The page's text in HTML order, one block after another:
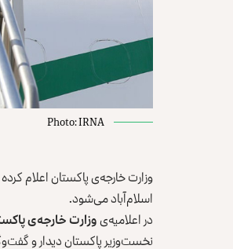
Photo: IRNA
اسلام‌آباد می‌شود.
در اعلامیه‌یوزارت خارجه‌ی
نخست‌وزیر پاکستان دیدار و